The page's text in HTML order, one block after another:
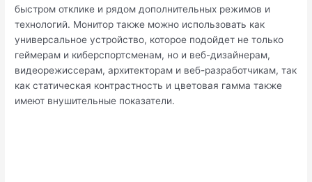
быстром отклике и рядом дополнительных режимов и
технологий. Монитор также можно использовать как
универсальное устройство, которое подойдет не только
геймерам и киберспортсменам, но и веб-дизайнерам,
видеорежиссерам, архитекторам и веб-разработчикам, так
как статическая контрастность и цветовая гамма также
имеют внушительные показатели.